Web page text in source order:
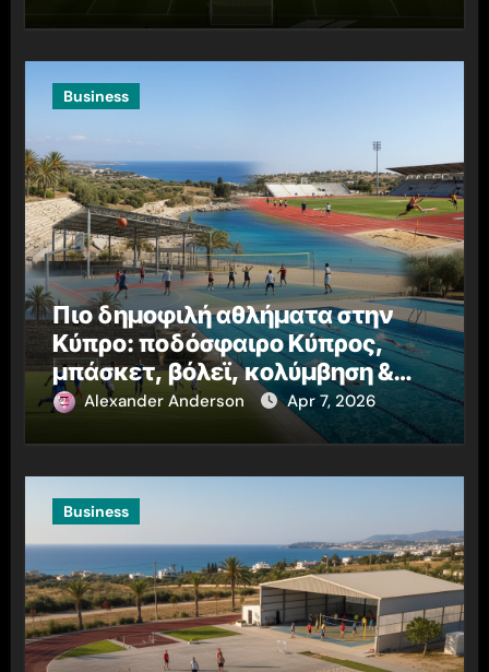
Business
Πιο δημοφιλή αθλήματα στην
Κύπρο: ποδόσφαιρο Κύπρος,
μπάσκετ, βόλεϊ, κολύμβηση &
στίβος
Alexander Anderson Apr 7, 2026
Business